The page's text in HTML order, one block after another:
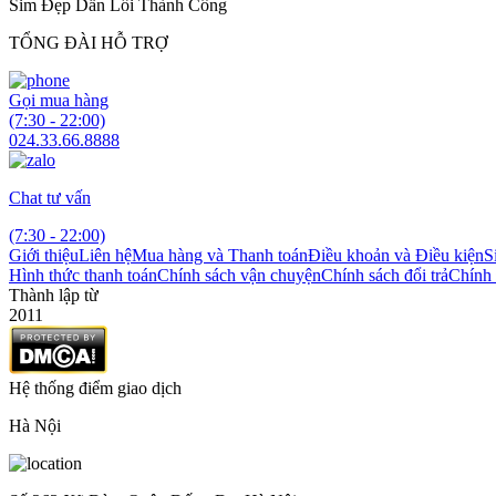
Sim Đẹp Dẫn Lối Thành Công
TỔNG ĐÀI HỖ TRỢ
Gọi mua hàng
(7:30 - 22:00)
024.33.66.8888
Chat tư vấn
(7:30 - 22:00)
Giới thiệuLiên hệMua hàng và Thanh toánĐiều khoản và Điều kiện
Hình thức thanh toánChính sách vận chuyệnChính sách đổi trảChính
Thành lập từ
2011
Hệ thống điểm giao dịch
Hà Nội